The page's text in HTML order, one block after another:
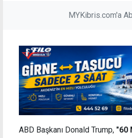
MYKibris.com'a
ABD Başkanı Donald Trump, "60